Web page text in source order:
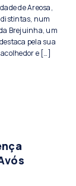
de Areosa,
num
Brejuinha, um
pela sua
e […]